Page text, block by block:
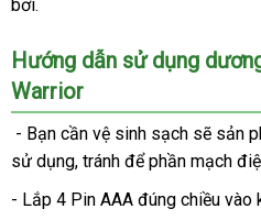
Loveaider
bơi.
Hướng dẫn sử dụng
Warrior
- Bạn cần vệ sinh sạch đặt
mua
sẽ sản
sử dụngtiết
kiệm
, tránh bền
để phần mạch
- Lắp 4 Pin AAA đúng chiều vào